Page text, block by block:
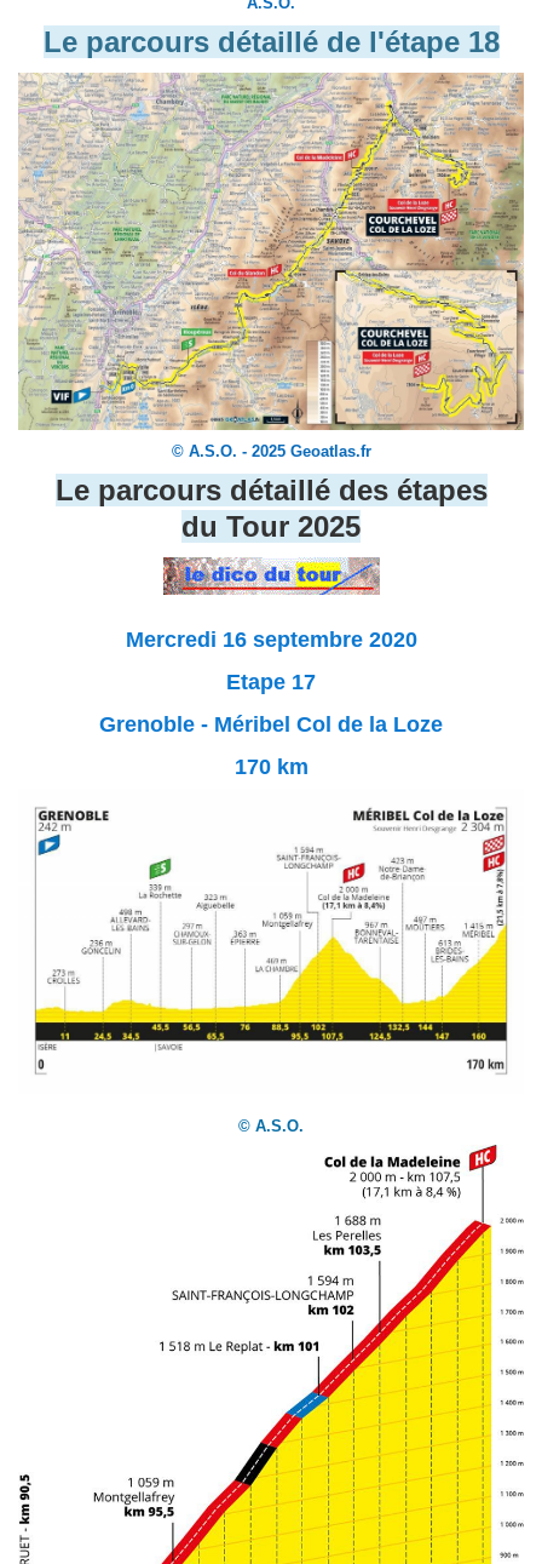
Le parcours détaillé de l'étape 18
© A.S.O. - 2025 Geoatlas.fr
Le parcours détaillé des étapes
du Tour 2025
Mercredi 16 septembre 2020
Etape 17
Grenoble - Méribel Col de la Loze
170 km
© A.S.O.